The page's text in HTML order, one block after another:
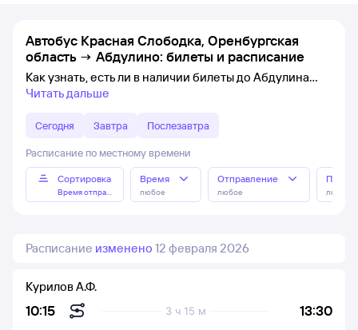
Автобус Красная Слободка, Оренбургская
область → Абдулино: билеты и расписание
Как узнать, есть ли в наличии билеты до Абдулина
Читать дальше
Сегодня Завтра Послезавтра
Расписание по местному времени
Сортировка
Время отправления
Время
любое
Отправление
любое любое
Расписание изменено 12 февраля 2026
10:15 13:30
3 ч 15 м
Курилов А.Ф.